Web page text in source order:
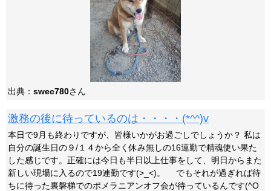
出典： swec780さん
激務の後に待っているのは・・・・(*^^)v
本日で9月も終わりですが、皆様いかがお過ごしでしょうか？ 私は
自分の誕生日の９/１４から全く休み無しの16連勤で精魂使い果た
した感じです。正確には今日も半日以上仕事をして、明日からまた
新しい現場に入るので19連勤です(>_<)。 でもそれが過ぎれば待
ちに待った裏磐梯でのポメラニアンオフ会が待っているんです(^O